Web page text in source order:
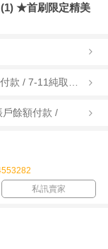
★首刷限定精美
戶餘額付款 /
私訊賣家